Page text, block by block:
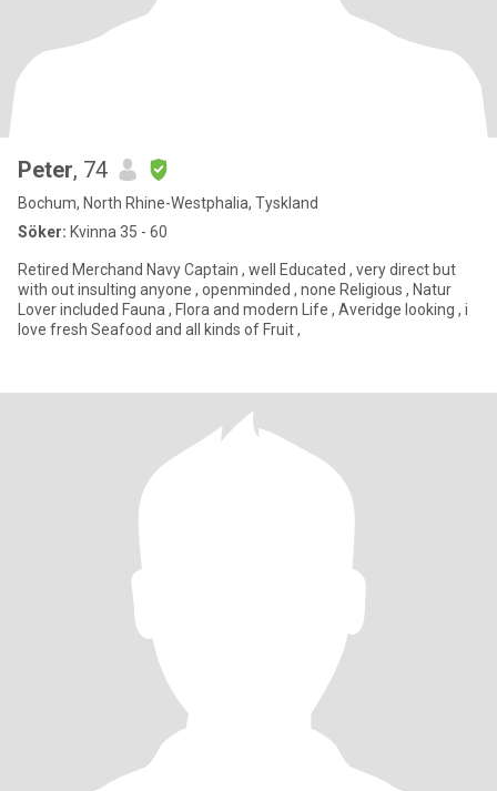
Peter, 74
Bochum, North Rhine-Westphalia, Tyskland
Söker: Kvinna 35 - 60
Retired Merchand Navy Captain , well Educated , very direct but
with out insulting anyone , openminded , none Religious , Natur
Lover included Fauna , Flora and modern Life , Averidge looking , i
love fresh Seafood and all kinds of Fruit ,